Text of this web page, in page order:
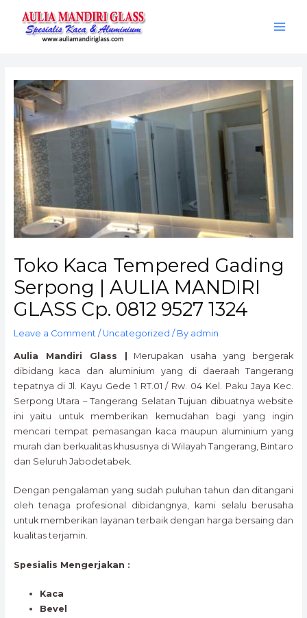
content
Toko Kaca Tempered Gading
Serpong | AULIA MANDIRI
GLASS Cp. 0812 9527 1324
Leave a Comment / Uncategorized / By admin
Aulia Mandiri Glass |
Merupakan usaha yang bergerak
dibidang kaca dan aluminium yang di daeraah Tangerang
tepatnya di Jl. Kayu Gede 1 RT.01 / Rw. 04 Kel. Paku Jaya Kec.
Serpong Utara – Tangerang Selatan Tujuan dibuatnya website
ini yaitu untuk memberikan kemudahan bagi yang ingin
mencari tempat pemasangan kaca maupun aluminium yang
murah dan berkualitas khususnya di Wilayah Tangerang, Bintaro
dan Seluruh Jabodetabek.
Dengan pengalaman yang sudah puluhan tahun dan ditangani
oleh tenaga profesional dibidangnya, kami selalu berusaha
untuk memberikan layanan terbaik dengan harga bersaing dan
kualitas terjamin.
Spesialis Mengerjakan :
Kaca
Bevel
navigation